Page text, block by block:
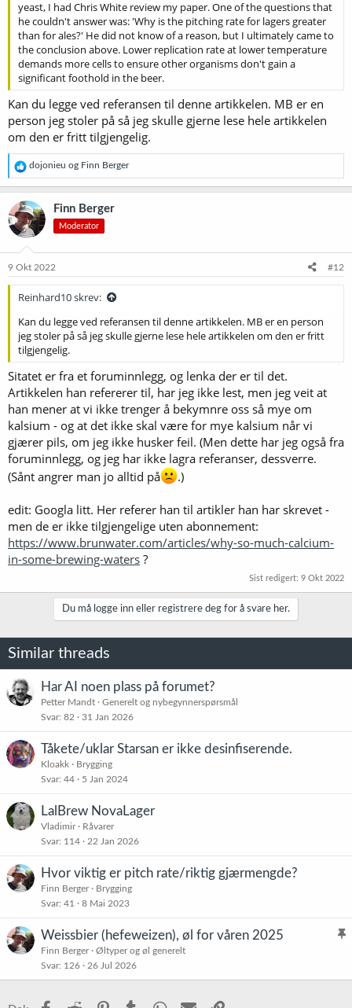
yeast, I had Chris White review my paper. One of the questions that
he couldn't answer was: 'Why is the pitching rate for lagers greater
than for ales?' He did not know of a reason, but I ultimately came to
the conclusion above. Lower replication rate at lower temperature
demands more cells to ensure other organisms don't gain a
significant foothold in the beer.
Kan du legge ved referansen til denne artikkelen. MB er en
person jeg stoler på så jeg skulle gjerne lese hele artikkelen
om den er fritt tilgjengelig.
R
e
a
k
s
j
o
e
dojonieu og Finn Berger
Finn Berger
Moderator
9 Okt 2022 #12
Reinhard10 skrev:
Kan du legge ved referansen til denne artikkelen. MB er en person
jeg stoler på så jeg skulle gjerne lese hele artikkelen om den er fritt
tilgjengelig.
Sitatet er fra et foruminnlegg, og lenka der er til det.
Artikkelen han refererer til, har jeg ikke lest, men jeg veit at
han mener at vi ikke trenger å bekymnre oss så mye om
kalsium - og at det ikke skal være for mye kalsium når vi
gjærer pils, om jeg ikke husker feil. (Men dette har jeg også fra
foruminnlegg, og jeg har ikke lagra referanser, dessverre.
(Sånt angrer man jo alltid på
.)
edit: Googla litt. Her referer han til artikler han har skrevet -
men de er ikke tilgjengelige uten abonnement:
https://www.brunwater.com/articles/why-so-much-calcium-
in-some-brewing-waters ?
Sist redigert: 9 Okt 2022
Du må logge inn eller registrere deg for å svare her.
Similar threads
Har AI noen plass på forumet?
Petter Mandt
Generelt og nybegynnerspørsmål
Svar 82 31 Jan 2026
Tåkete/uklar Starsan er ikke desinfiserende.
Kloakk
Brygging
Svar 44 5 Jan 2024
LalBrew NovaLager
Vladimir
Råvarer
Svar 114 22 Jan 2026
Hvor viktig er pitch rate/riktig gjærmengde?
Finn Berger
Brygging
Svar 41 8 Mai 2023
K
s
Weissbier (hefeweizen), øl for våren 2025
Finn Berger
Øltyper og øl generelt
Svar 126 26 Jul 2026